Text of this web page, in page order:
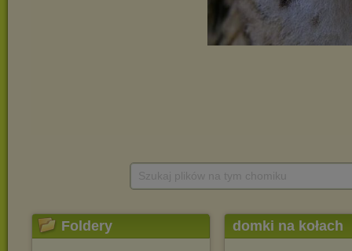
Foldery domki na kołach